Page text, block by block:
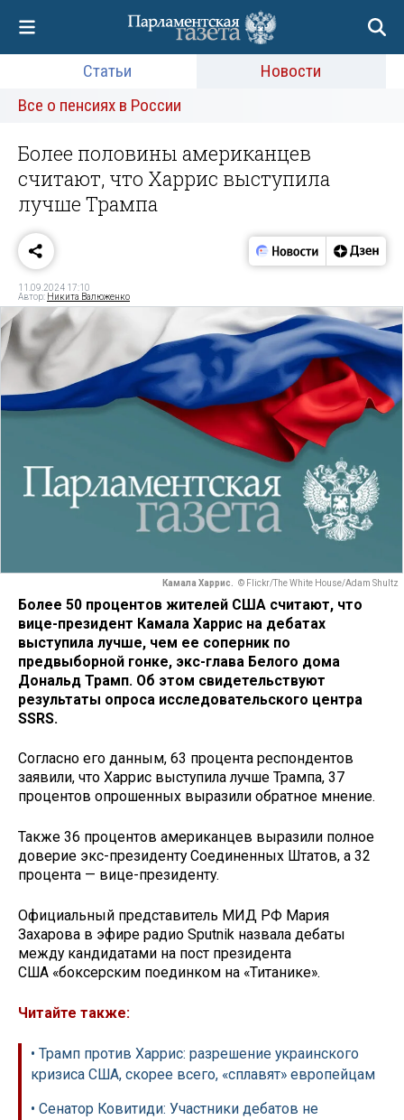
Статьи
Новости
Все о пенсиях в России
Более половины американцев
считают, что Харрис выступила
лучше Трампа
11.09.2024 17:10
Автор: Никита Валюженко
Камала Харрис. © Flickr/The White House/Adam Shultz
Более 50 процентов жителей США считают, что
вице-президент Камала Харрис на дебатах
выступила лучше, чем ее соперник по
предвыборной гонке, экс-глава Белого дома
Дональд Трамп. Об этом свидетельствуют
результаты опроса исследовательского центра
SSRS.
Согласно его данным, 63 процента респондентов
заявили, что Харрис выступила лучше Трампа, 37
процентов опрошенных выразили обратное мнение.
Также 36 процентов американцев выразили полное
доверие экс-президенту Соединенных Штатов, а 32
процента — вице-президенту.
Официальный представитель МИД РФ Мария
Захарова в эфире радио Sputnik назвала дебаты
между кандидатами на пост президента
США «боксерским поединком на «Титанике».
Читайте также:
• Трамп против Харрис: разрешение украинского
кризиса США, скорее всего, «сплавят» европейцам
• Сенатор Ковитиди: Участники дебатов не